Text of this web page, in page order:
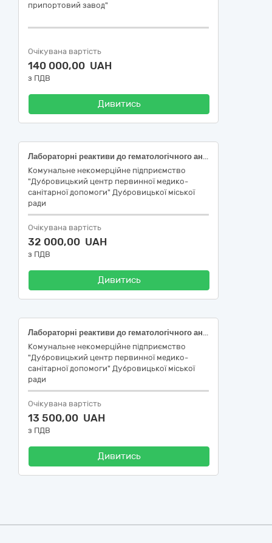
припортовий завод"
Очікувана вартість
140 000,00 UAH
з ПДВ
Дивитись
Лабораторні реактиви до гематологічного аналізатора BC-20s Mindray
Комунальне некомерційне підприємство
"Дубровицький центр первинної медико-
санітарної допомоги" Дубровицької міської
ради
Очікувана вартість
32 000,00 UAH
з ПДВ
Дивитись
Лабораторні реактиви до гематологічного аналізатора Zybio Z3/Z3 CRP
Комунальне некомерційне підприємство
"Дубровицький центр первинної медико-
санітарної допомоги" Дубровицької міської
ради
Очікувана вартість
13 500,00 UAH
з ПДВ
Дивитись